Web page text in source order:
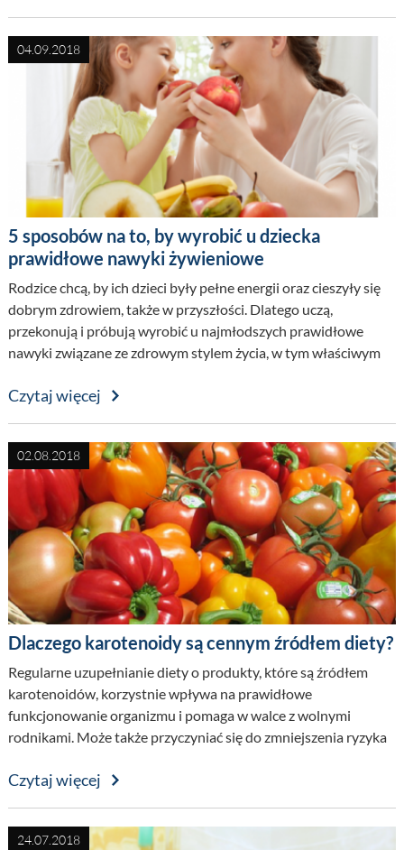
04.09.2018
5 sposobów na to, by wyrobić u dziecka
prawidłowe nawyki żywieniowe
Rodzice chcą, by ich dzieci były pełne energii oraz cieszyły się
dobrym zdrowiem, także w przyszłości. Dlatego uczą,
przekonują i próbują wyrobić u najmłodszych prawidłowe
nawyki związane ze zdrowym stylem życia, w tym właściwym
Czytaj więcej
02.08.2018
Dlaczego karotenoidy są cennym źródłem diety?
Regularne uzupełnianie diety o produkty, które są źródłem
karotenoidów, korzystnie wpływa na prawidłowe
funkcjonowanie organizmu i pomaga w walce z wolnymi
rodnikami. Może także przyczyniać się do zmniejszenia ryzyka
Czytaj więcej
24.07.2018